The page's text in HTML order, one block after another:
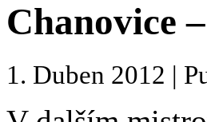
Chanovice
1. Duben 2012 |